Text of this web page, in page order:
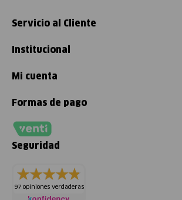
Servicio al Cliente
Institucional
Mi cuenta
Formas de pago
Seguridad
97 opiniones verdaderas